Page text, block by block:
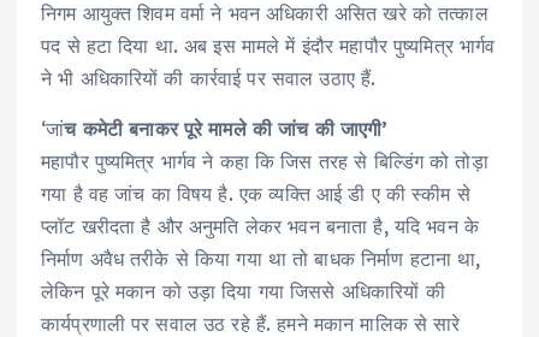
निगम आयुक्त शिवम वर्मा ने भवन अधिकारी असित खरे को तत्काल
पद से हटा दिया था. अब इस मामले में इंदौर महापौर पुष्यमित्र भार्गव
ने भी अधिकारियों की कार्रवाई पर सवाल उठाए हैं.
‘जांच कमेटी बनाकर पूरे मामले की जांच की जाएगी’
महापौर पुष्यमित्र भार्गव ने कहा कि जिस तरह से बिल्डिंग को तोड़ा
गया है वह जांच का विषय है. एक व्यक्ति आई डी ए की स्कीम से
प्लॉट खरीदता है और अनुमति लेकर भवन बनाता है, यदि भवन के
निर्माण अवैध तरीके से किया गया था तो बाधक निर्माण हटाना था,
लेकिन पूरे मकान को उड़ा दिया गया जिससे अधिकारियों की
कार्यप्रणाली पर सवाल उठ रहे हैं. हमने मकान मालिक से सारे